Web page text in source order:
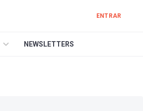
ENTRAR
NEWSLETTERS